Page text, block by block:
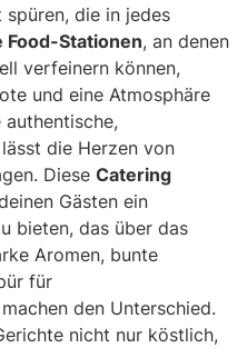
die in jedes
Food-Stationen, an denen
verfeinern können,
und eine Atmosphäre
authentische,
die Herzen von
Diese Catering
Gästen ein
bieten, das über das
Aromen, bunte
für
den Unterschied.
nicht nur köstlich,